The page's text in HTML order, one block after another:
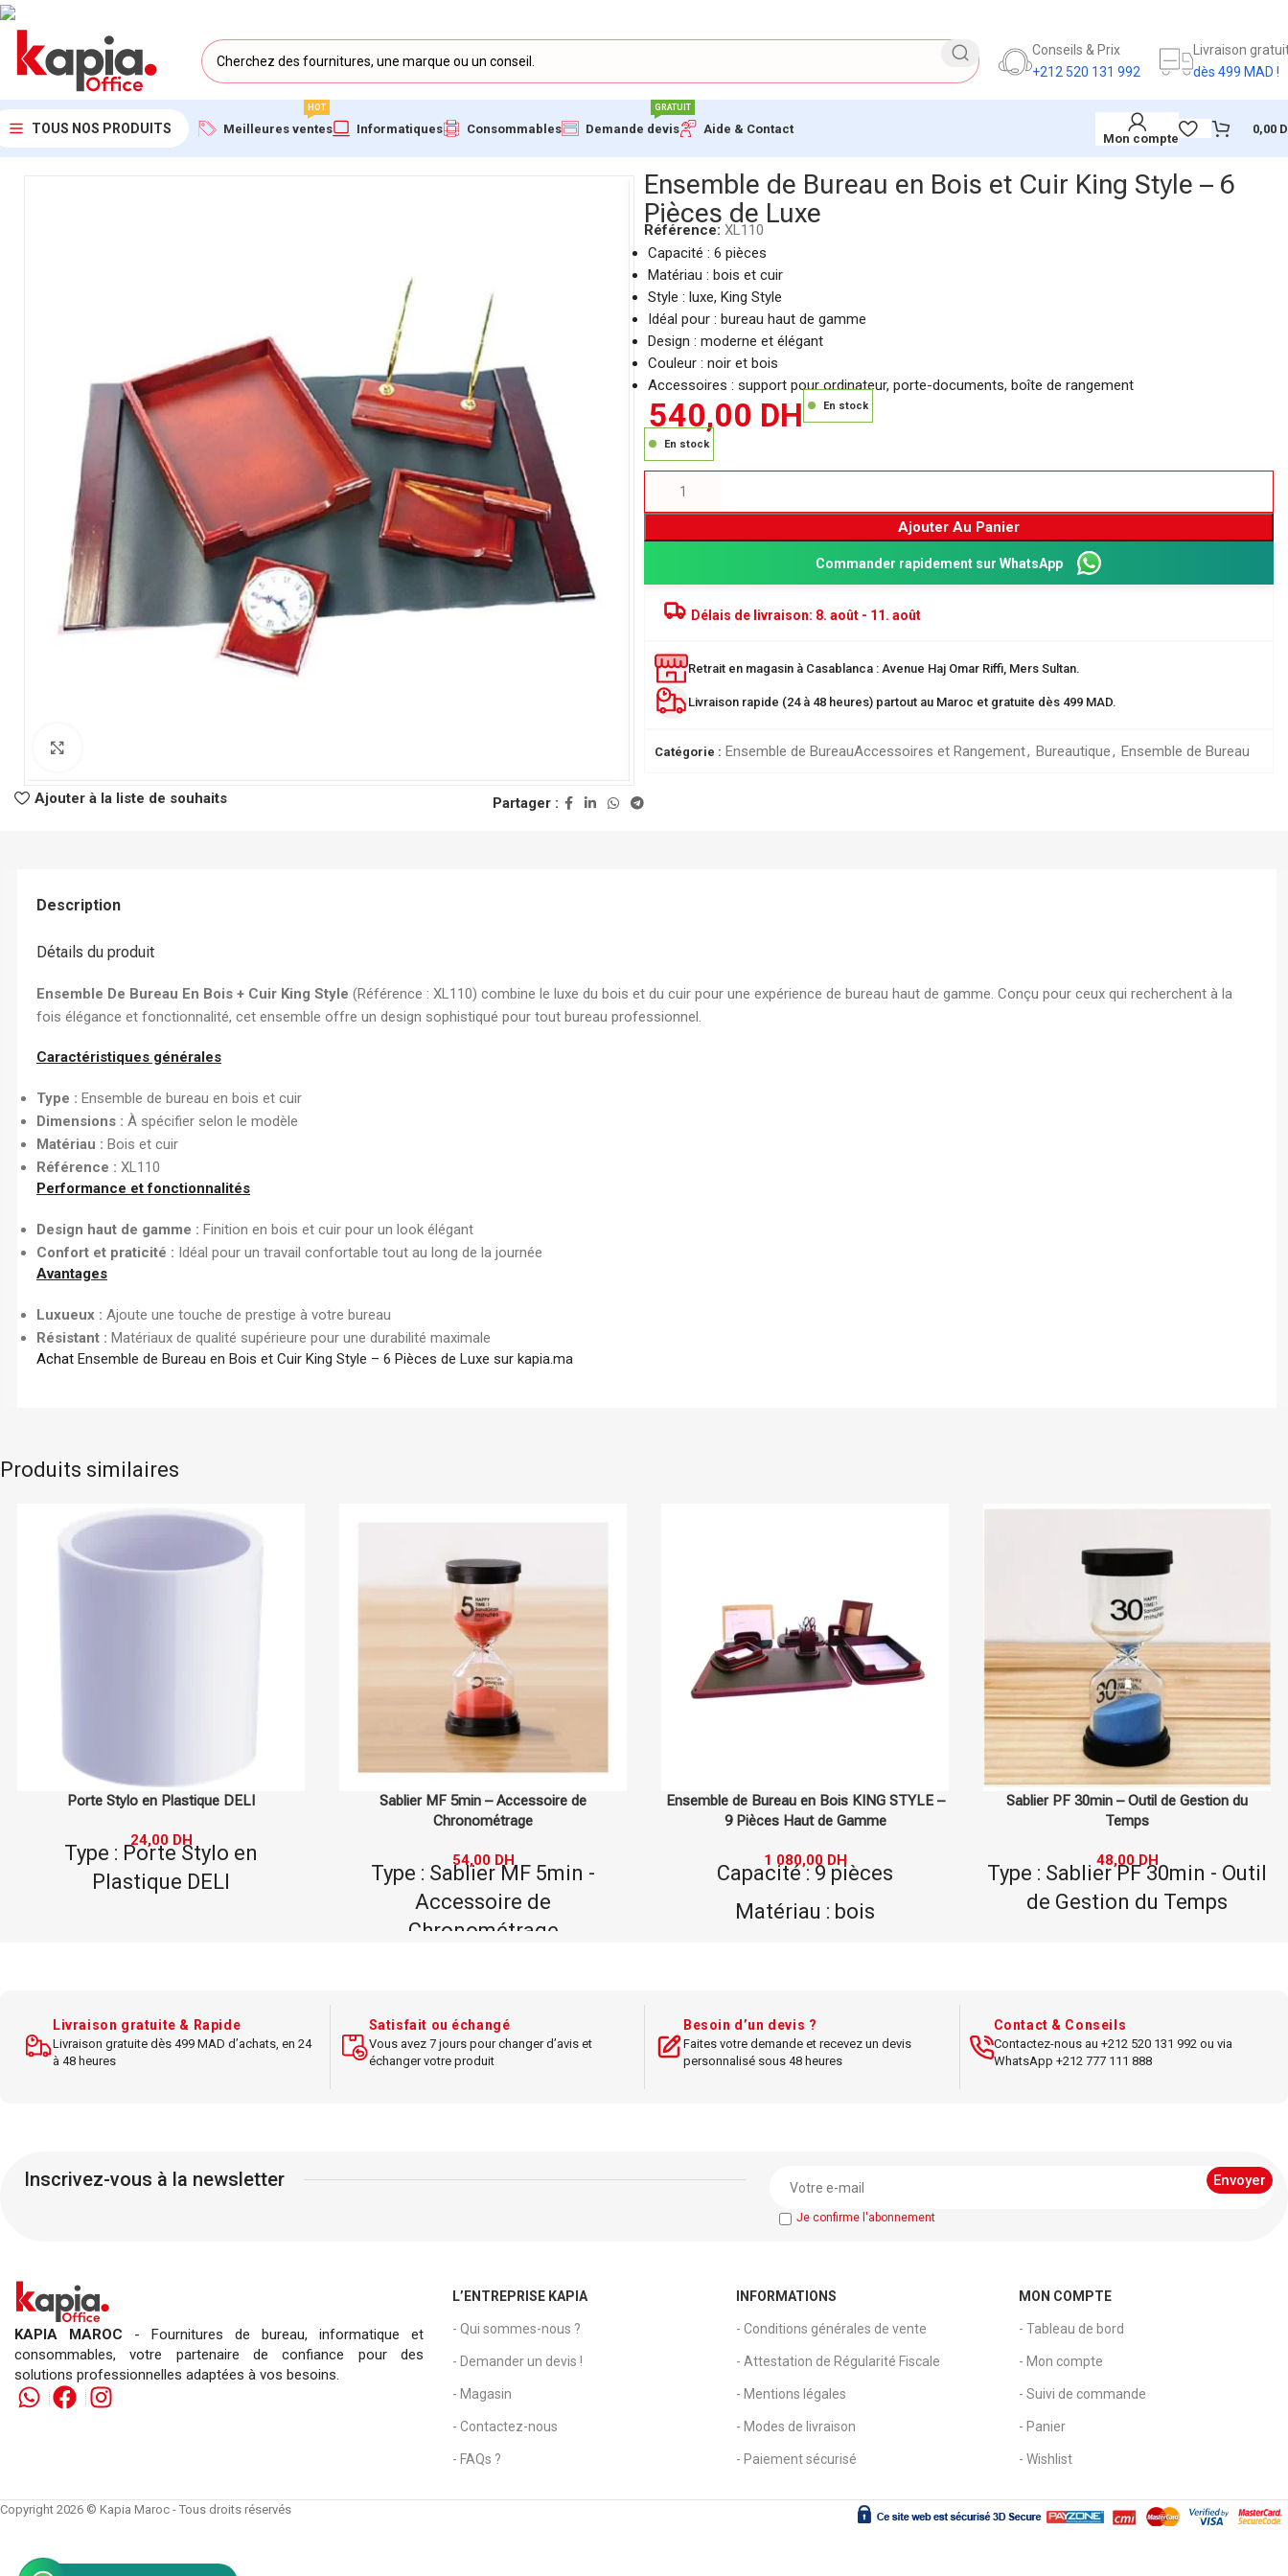
Conseils & Prix
+212 520 131 992
Livraison
dès 499 MAD !
TOUS NOS PRODUITS
Classeur Rigide
Intercalaire
Ramette Chemise
Boîte Archive Cartonnée
Boîte Archive en Poly
PRODUITS POPULAIRE
Classeur à levier SICLA Dos 8 cm
de vos documents
robuste pour archivage sécurisé
19,00
Meilleures ventes
HOT
Informatiques Consommables Demande devis
GRATUIT
Aide & Contact
Mon compte
0,00
Accueil/KAPIA OFFICE MAROC
Ajouter à la liste de souhaits Partager :
Ensemble de Bureau en Bois et Cuir King Style – 6
Pièces de Luxe
Référence: XL110
Capacité : 6 pièces
Matériau : bois et cuir
Style : luxe, King Style
Idéal pour : bureau haut de gamme
Design : moderne et élégant
Couleur : noir et bois
Accessoires : support pour ordinateur, porte-documents, boîte de rangement
540,00 DH En stock
En stock
Ajouter Au Panier
Commander rapidement sur WhatsApp
Délais de livraison: 8. août - 11. août
Retrait en magasin à Casablanca : Avenue Haj Omar Riffi, Mers Sultan.
Livraison rapide (24 à 48 heures) partout au Maroc et gratuite dès 499 MAD.
Catégorie : Ensemble de BureauAccessoires et Rangement, Bureautique, Ensemble de Bureau
Description
Détails du produit
Ensemble De Bureau En Bois + Cuir King Style (Référence : XL110) combine le luxe du bois et du cuir pour une expérience de bureau haut de gamme. Conçu pour ceux qui recherchent à la
fois élégance et fonctionnalité, cet ensemble offre un design sophistiqué pour tout bureau professionnel.
Caractéristiques générales
Type : Ensemble de bureau en bois et cuir
Dimensions : À spécifier selon le modèle
Matériau : Bois et cuir
Référence : XL110
Performance et fonctionnalités
Design haut de gamme : Finition en bois et cuir pour un look élégant
Confort et praticité : Idéal pour un travail confortable tout au long de la journée
Avantages
Luxueux : Ajoute une touche de prestige à votre bureau
Résistant : Matériaux de qualité supérieure pour une durabilité maximale
Achat Ensemble de Bureau en Bois et Cuir King Style – 6 Pièces de Luxe sur kapia.ma
Produits similaires
Sablier MF 5min – Accessoire de
54,00 DH
Type : Sablier MF 5min -
Accessoire de
Couleur : sable
Utilisation : bureau
Ensemble de Bureau en Bois KING STYLE –
9 Pièces Haut de Gamme
1 080,00DH
Capacité : 9 pièces
Matériau : bois
Idéal pour : bureau
professionnel
crayons, étagères
Sablier PF 30min – Outil de Gestion du
Temps
48,00DH
Type : Sablier PF 30min - Outil
de Gestion du Temps
Couleur : sable
Fonction : chronométrage,
Accessoires : aucun.
Globe Terrestre 200-1 P/M 10,6 cm
Capacité : 10,6 cm
Type : Globe Terrestre
Couleur : Multi-couleurs
Livraison gratuite & Rapide
Livraison gratuite dès 499 MAD d’achats, en 24
à 48 heures
Satisfait ou échangé
Vous avez 7 jours pour changer d’avis et
échanger votre produit
Besoin d’un devis ?
Faites votre demande et recevez un devis
personnalisé sous 48 heures
Contact & Conseils
Contactez-nous au +212 520 131 992 ou via
WhatsApp +212 777 111 888
Inscrivez-vous à la newsletter
Je confirme l'abonnement
KAPIA MAROC - Fournitures de bureau, informatique et
consommables, votre partenaire de confiance pour des
solutions professionnelles adaptées à vos besoins.
L’ENTREPRISE KAPIA
- Qui sommes-nous ?
- Demander un devis !
- Magasin
- Contactez-nous
- FAQs ?
INFORMATIONS
- Conditions générales de vente
- Attestation de Régularité Fiscale
- Mentions légales
- Modes de livraison
- Paiement sécurisé
MON COMPTE
- Tableau de bord
- Mon compte
- Suivi de commande
- Panier
- Wishlist
Copyright 2026 © Kapia Maroc - Tous droits réservés